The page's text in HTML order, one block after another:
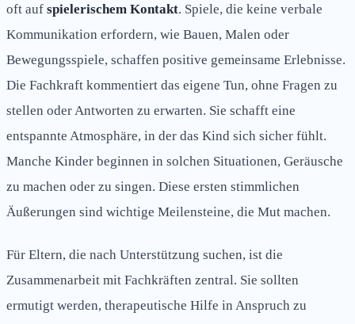
oft auf spielerischem Kontakt. Spiele, die keine verbale
Kommunikation erfordern, wie Bauen, Malen oder
Bewegungsspiele, schaffen positive gemeinsame Erlebnisse.
Die Fachkraft kommentiert das eigene Tun, ohne Fragen zu
stellen oder Antworten zu erwarten. Sie schafft eine
entspannte Atmosphäre, in der das Kind sich sicher fühlt.
Manche Kinder beginnen in solchen Situationen, Geräusche
zu machen oder zu singen. Diese ersten stimmlichen
Äußerungen sind wichtige Meilensteine, die Mut machen.
Für Eltern, die nach Unterstützung suchen, ist die
Zusammenarbeit mit Fachkräften zentral. Sie sollten
ermutigt werden, therapeutische Hilfe in Anspruch zu